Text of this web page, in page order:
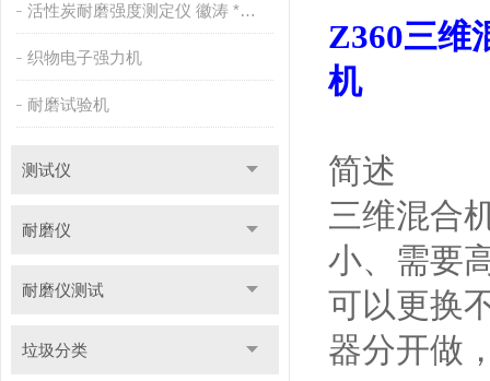
活性炭耐磨强度测定仪 徽涛 *售后
织物电子强力机
耐磨试验机
测试仪
耐磨仪
耐磨仪测试
垃圾分类
Z360三维
机
简述
三维混合
小、需要
可以更换
器分开做